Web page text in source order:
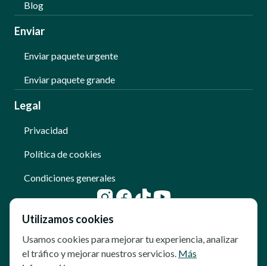
Blog
Enviar
Enviar paquete urgente
Enviar paquete grande
Legal
Privacidad
Política de cookies
Condiciones generales
Utilizamos cookies
Usamos cookies para mejorar tu experiencia, analizar
el tráfico y mejorar nuestros servicios. Más